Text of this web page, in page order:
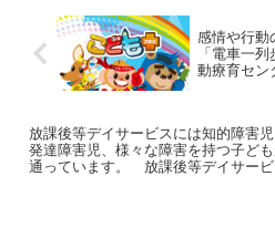
感情や行動
「電車一
動療育セン
放課後等デイサービスには知的障害児
発達障害児、様々な障害を持つ子ど
通っています。 放課後等デイサービ